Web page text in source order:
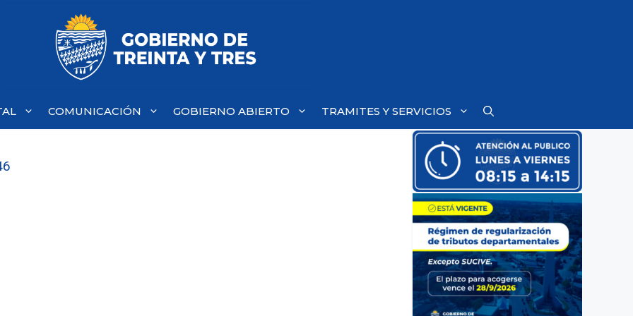
COMUNICACIÓN GOBIERNO ABIERTO TRAMITES Y SERVICIOS